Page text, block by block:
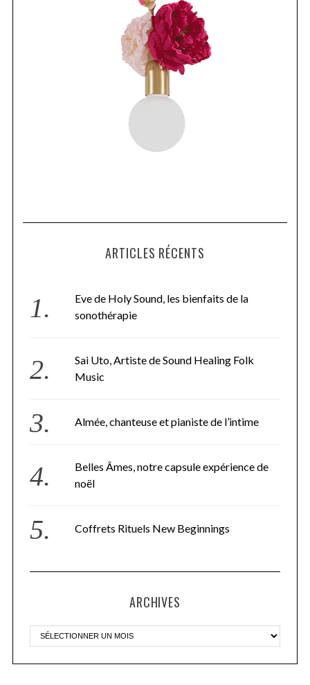
ARTICLES RÉCENTS
Eve de Holy Sound, les bienfaits de la
sonothérapie
Sai Uto, Artiste de Sound Healing Folk
Music
Almée, chanteuse et pianiste de l’intime
Belles Âmes, notre capsule expérience de
noël
Coffrets Rituels New Beginnings
ARCHIVES